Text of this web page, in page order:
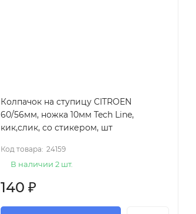
Колпачок на ступицу CITROEN
60/56мм, ножка 10мм Tech Line,
кик,слик, со стикером, шт
Код товара: 24159
В наличии 2 шт.
140₽